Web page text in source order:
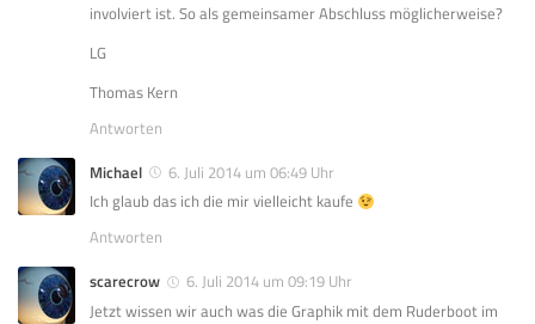
involviert ist. So als gemeinsamer Abschluss möglicherweise?
LG
Thomas Kern
Antworten
Michael
6. Juli 2014 um 06:49 Uhr
Ich glaub das ich die mir vielleicht kaufe
Antworten
scarecrow
6. Juli 2014 um 09:19 Uhr
Jetzt wissen wir auch was die Graphik mit dem Ruderboot im